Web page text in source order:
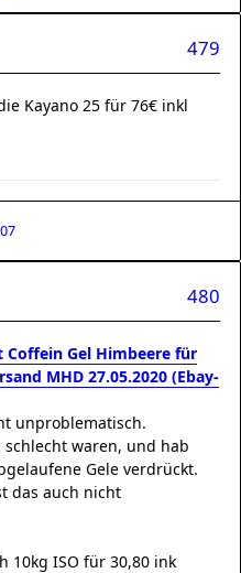
479
Kayano 25 für 76€ inkl
480
Coffein Gel Himbeere für
MHD 27.05.2020 (Ebay-
unproblematisch.
schlecht waren, und hab
Gele verdrückt.
das auch nicht
10kg ISO für 30,80 ink